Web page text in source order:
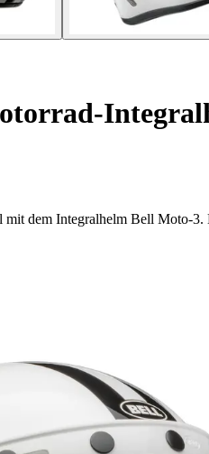
mit dem Integralhelm Bell Moto-